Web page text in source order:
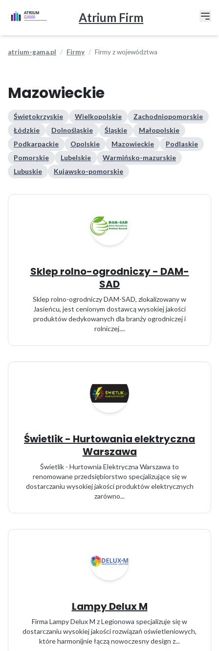
Atrium Firm
atrium-gama.pl Firmy Firmy z województwa
Mazowieckie
Świętokrzyskie Wielkopolskie
Zachodniopomorskie
Łódzkie
Dolnośląskie Śląskie
Małopolskie
Podkarpackie
Opolskie Mazowieckie
Podlaskie
Pomorskie
Lubelskie
Warmińsko-mazurskie
Lubuskie
Kujawsko-pomorskie
Sklep rolno-ogrodniczy - DAM-
SAD
Sklep rolno-ogrodniczy DAM-SAD, zlokalizowany w
Jasieńcu, jest cenionym dostawcą wysokiej jakości
produktów dedykowanych dla branży ogrodniczej i
rolniczej....
Świetlik - Hurtowania elektryczna
Warszawa
Świetlik - Hurtownia Elektryczna Warszawa to
renomowane przedsiębiorstwo specjalizujące się w
dostarczaniu wysokiej jakości produktów elektrycznych
zarówno...
Lampy Delux M
Firma Lampy Delux M z Legionowa specjalizuje się w
dostarczaniu wysokiej jakości rozwiązań oświetleniowych,
które harmonijnie łączą nowoczesny design z...